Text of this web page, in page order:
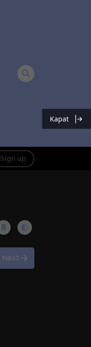
Sign up
Next
Kapat